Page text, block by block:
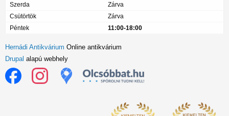
Szerda
Zárva
Csütörtök
Zárva
Péntek
11:00-18:00
Hernádi Antikvárium Online antikvárium
Drupal alapú webhely